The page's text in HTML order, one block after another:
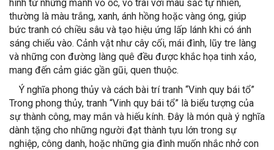
hình từ những mảnh vỏ ốc, vỏ trai với màu sắc tự nhiên,
thường là màu trắng, xanh, ánh hồng hoặc vàng óng, giúp
bức tranh có chiều sâu và tạo hiệu ứng lấp lánh khi có ánh
sáng chiếu vào. Cảnh vật như cây cối, mái đình, lũy tre làng
và những con đường làng quê đều được khắc họa tinh xảo,
mang đến cảm giác gần gũi, quen thuộc.
Ý nghĩa phong thủy và cách bài trí tranh “Vinh quy bái tổ”
Trong phong thủy, tranh “Vinh quy bái tổ” là biểu tượng của
sự thành công, may mắn và hiếu kính. Đây là món quà ý nghĩa
dành tặng cho những người đạt thành tựu lớn trong sự
nghiệp, công danh, hoặc những gia đình muốn nhắc nhở con